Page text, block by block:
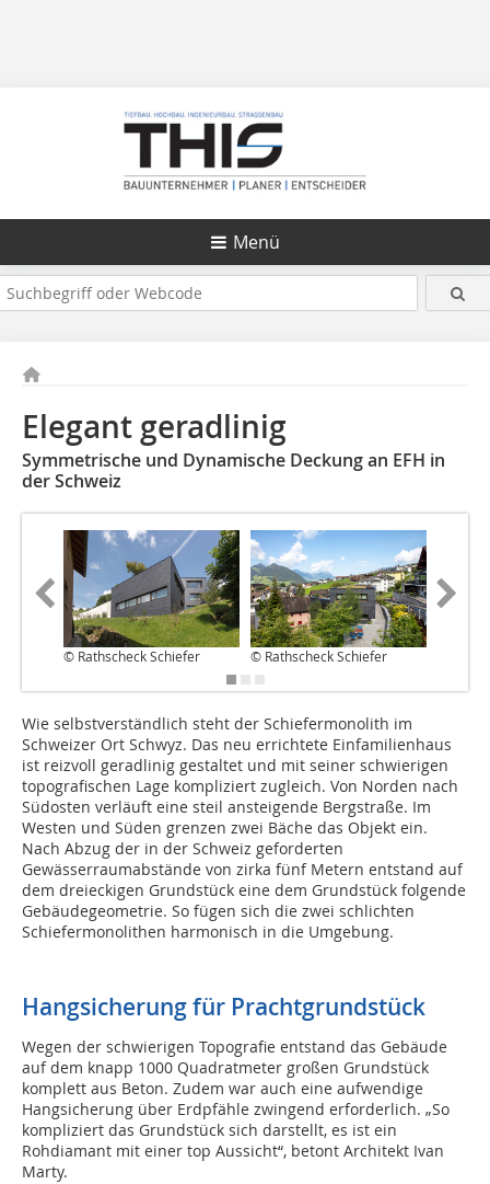
Menü
Elegant geradlinig
Symmetrische und Dynamische Deckung an EFH in
der Schweiz
© Rathscheck Schiefer © Rathscheck Schiefer
Wie selbstverständlich steht der Schiefermonolith im
Schweizer Ort Schwyz. Das neu errichtete Einfamilienhaus
ist reizvoll geradlinig gestaltet und mit seiner schwierigen
topografischen Lage kompliziert zugleich. Von Norden nach
Südosten verläuft eine steil ansteigende Bergstraße. Im
Westen und Süden grenzen zwei Bäche das Objekt ein.
Nach Abzug der in der Schweiz geforderten
Gewässerraumabstände von zirka fünf Metern entstand auf
dem dreieckigen Grundstück eine dem Grundstück folgende
Gebäudegeometrie. So fügen sich die zwei schlichten
Schiefermonolithen harmonisch in die Umgebung.
Hangsicherung für Prachtgrundstück
Wegen der schwierigen Topografie entstand das Gebäude
auf dem knapp 1000 Quadratmeter großen Grundstück
komplett aus Beton. Zudem war auch eine aufwendige
Hangsicherung über Erdpfähle zwingend erforderlich. „So
kompliziert das Grundstück sich darstellt, es ist ein
Rohdiamant mit einer top Aussicht“, betont Architekt Ivan
Marty.